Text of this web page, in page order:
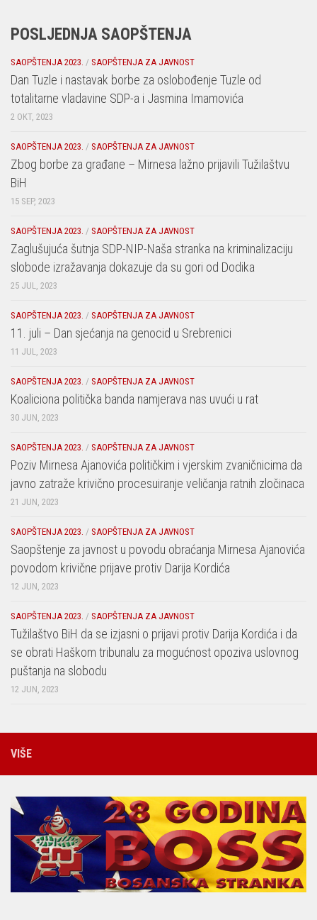
POSLJEDNJA SAOPŠTENJA
SAOPŠTENJA 2023. / SAOPŠTENJA ZA JAVNOST
Dan Tuzle i nastavak borbe za oslobođenje Tuzle od
totalitarne vladavine SDP-a i Jasmina Imamovića
2 OKT, 2023
SAOPŠTENJA 2023. / SAOPŠTENJA ZA JAVNOST
Zbog borbe za građane – Mirnesa lažno prijavili Tužilaštvu
BiH
15 SEP, 2023
SAOPŠTENJA 2023. / SAOPŠTENJA ZA JAVNOST
Zaglušujuća šutnja SDP-NIP-Naša stranka na kriminalizaciju
slobode izražavanja dokazuje da su gori od Dodika
25 JUL, 2023
SAOPŠTENJA 2023. / SAOPŠTENJA ZA JAVNOST
11. juli – Dan sjećanja na genocid u Srebrenici
11 JUL, 2023
SAOPŠTENJA 2023. / SAOPŠTENJA ZA JAVNOST
Koaliciona politička banda namjerava nas uvući u rat
30 JUN, 2023
SAOPŠTENJA 2023. / SAOPŠTENJA ZA JAVNOST
Poziv Mirnesa Ajanovića političkim i vjerskim zvaničnicima da
javno zatraže krivično procesuiranje veličanja ratnih zločinaca
21 JUN, 2023
SAOPŠTENJA 2023. / SAOPŠTENJA ZA JAVNOST
Saopštenje za javnost u povodu obraćanja Mirnesa Ajanovića
povodom krivične prijave protiv Darija Kordića
12 JUN, 2023
SAOPŠTENJA 2023. / SAOPŠTENJA ZA JAVNOST
Tužilaštvo BiH da se izjasni o prijavi protiv Darija Kordića i da
se obrati Haškom tribunalu za mogućnost opoziva uslovnog
puštanja na slobodu
12 JUN, 2023
VIŠE